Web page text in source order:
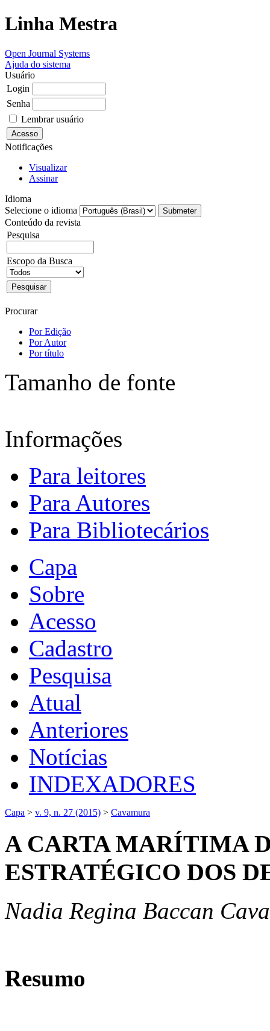
Linha Mestra
Open Journal Systems
Ajuda do sistema
Usuário
Login
Senha
Lembrar usuário
Notificações
Visualizar
Assinar
Idioma
Selecione o idioma
Conteúdo da revista
Pesquisa
Escopo da Busca
Procurar
Por Edição
Por Autor
Por título
Tamanho de fonte
Informações
Para leitores
Para Autores
Para Bibliotecários
Capa
Sobre
Acesso
Cadastro
Pesquisa
Atual
Anteriores
Notícias
INDEXADORES
Capa > v. 9, n. 27 (2015) > Cavamura
A CARTA MARÍTIMA
ESTRATÉGICO DOS
Nadia Regina Baccan
Resumo